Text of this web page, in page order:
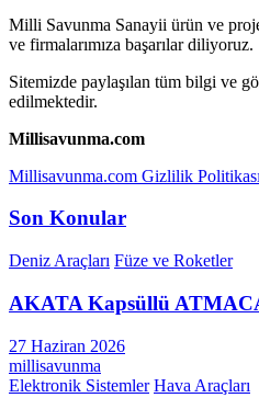
Milli Savunma Sanayii ürün ve
ve firmalarımıza başarılar diliyoruz.
Sitemizde paylaşılan tüm bilgi ve
edilmektedir.
Millisavunma.com
Millisavunma.com Gizlilik Politikası
Son Konular
Deniz Araçları Füze ve Roketler
AKATA Kapsüllü
27 Haziran 2026
millisavunma
Elektronik Sistemler Hava Araçları